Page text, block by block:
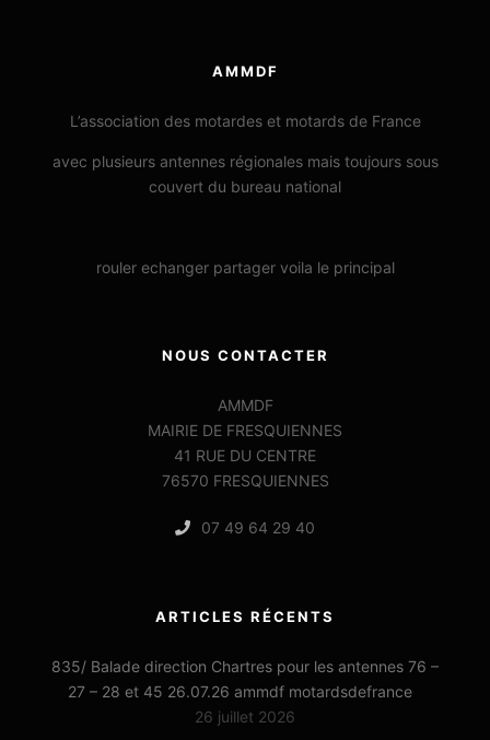
AMMDF
L’association des motardes et motards de France
avec plusieurs antennes régionales mais toujours sous
couvert du bureau national
rouler echanger partager voila le principal
NOUS CONTACTER
AMMDF
MAIRIE DE FRESQUIENNES
41 RUE DU CENTRE
76570 FRESQUIENNES
07 49 64 29 40
ARTICLES RÉCENTS
835/ Balade direction Chartres pour les antennes 76 –
27 – 28 et 45 26.07.26 ammdf motardsdefrance
26 juillet 2026